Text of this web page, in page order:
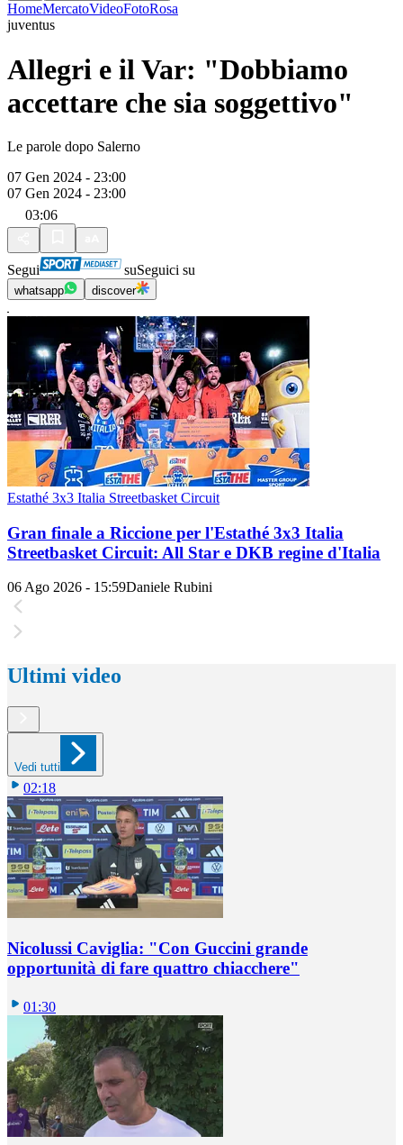
HomeMercatoVideoFotoRosa
juventus
Allegri e il Var: "Dobbiamo
accettare che sia soggettivo"
Le parole dopo Salerno
07 Gen 2024 - 23:00
07 Gen 2024 - 23:00
03:06
Segui suSeguici su
whatsapp discover
Estathé 3x3 Italia Streetbasket Circuit
Gran finale a Riccione per l'Estathé 3x3 Italia
Streetbasket Circuit: All Star e DKB regine d'Italia
06 Ago 2026 - 15:59Daniele Rubini
Ultimi video
Vedi tutti
02:18
Nicolussi Caviglia: "Con Guccini grande
opportunità di fare quattro chiacchere"
01:30